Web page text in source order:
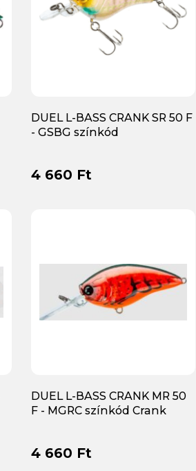
DUEL L-BASS CRANK SR 50 F
- GSBG színkód
4 660 Ft
DUEL L-BASS CRANK MR 50
F - MGRC színkód Crank
4 660 Ft